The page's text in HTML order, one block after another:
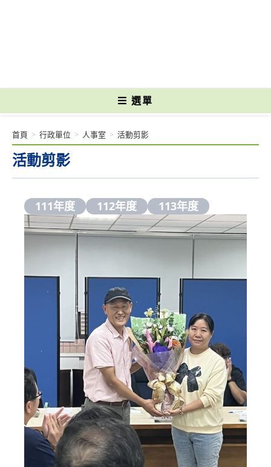
選單
活動剪影
首頁 > 行政單位 > 人事室 > 活動剪影
111年度 112年度 113年度